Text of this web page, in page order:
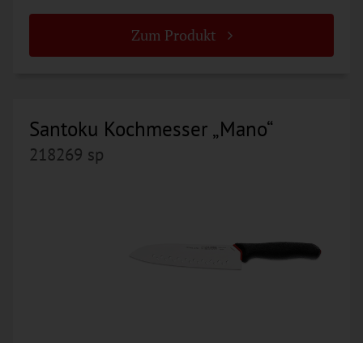
Zum Produkt
Santoku Kochmesser „Mano“
218269 sp